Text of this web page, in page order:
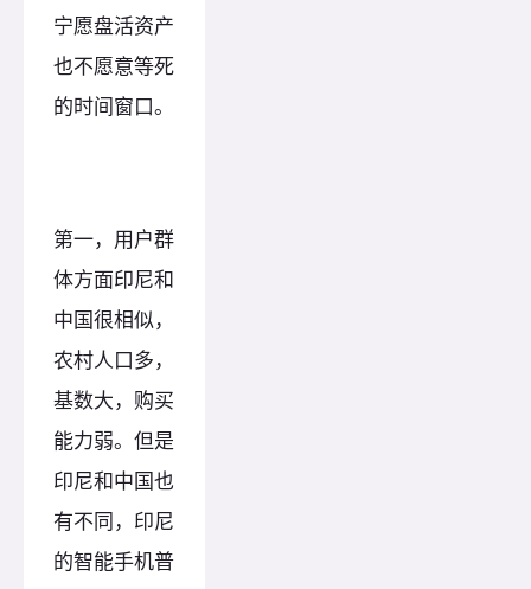
宁愿盘活资产
也不愿意等死
的时间窗口。
第一，用户群
体方面印尼和
中国很相似，
农村人口多，
基数大，购买
能力弱。但是
印尼和中国也
有不同，印尼
的智能手机普